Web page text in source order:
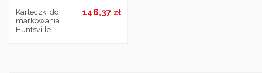
Karteczki do
markowania
Huntsville
146,37 zł